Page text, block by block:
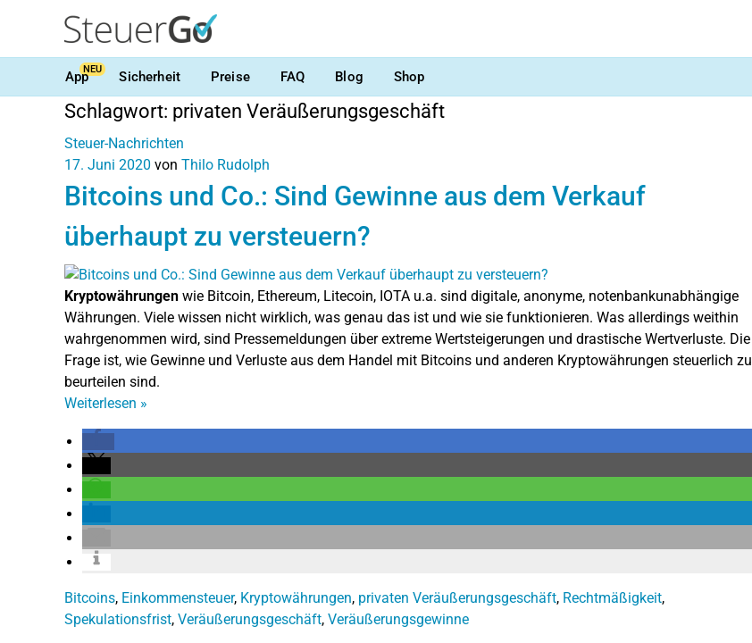
AppNEU Sicherheit Preise FAQ Blog Shop
Schlagwort: privaten Veräußerungsgeschäft
Steuer-Nachrichten
17. Juni 2020 von Thilo Rudolph
Bitcoins und Co.: Sind Gewinne aus dem Verkauf
überhaupt zu versteuern?
Kryptowährungen wie Bitcoin, Ethereum, Litecoin, IOTA u.a. sind digitale, anonyme, notenbankunabhängige
Währungen. Viele wissen nicht wirklich, was genau das ist und wie sie funktionieren. Was allerdings weithin
wahrgenommen wird, sind Pressemeldungen über extreme Wertsteigerungen und drastische Wertverluste. Die
Frage ist, wie Gewinne und Verluste aus dem Handel mit Bitcoins und anderen Kryptowährungen steuerlich zu
beurteilen sind.
Weiterlesen »
Bitcoins, Einkommensteuer, Kryptowährungen, privaten Veräußerungsgeschäft, Rechtmäßigkeit,
Spekulationsfrist, Veräußerungsgeschäft, Veräußerungsgewinne